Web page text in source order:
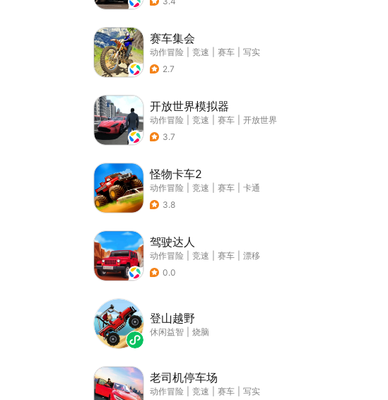
赛车集会
动作冒险 竞速 赛车
写实
2.7
开放世界模拟器
动作冒险 竞速 赛车
开放世界
3.7
怪物卡车2
动作冒险 竞速 赛车
卡通
3.8
驾驶达人
动作冒险 竞速 赛车
漂移
0.0
登山越野
休闲益智 烧脑
老司机停车场
动作冒险 竞速 赛车
写实